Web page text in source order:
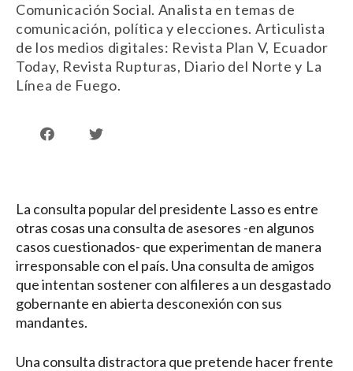
Comunicación Social. Analista en temas de
comunicación, política y elecciones. Articulista
de los medios digitales: Revista Plan V, Ecuador
Today, Revista Rupturas, Diario del Norte y La
Línea de Fuego.
La consulta popular del presidente Lasso es entre
otras cosas una consulta de asesores -en algunos
casos cuestionados- que experimentan de manera
irresponsable con el país. Una consulta de amigos
que intentan sostener con alfileres a un desgastado
gobernante en abierta desconexión con sus
mandantes.
Una consulta distractora que pretende hacer frente